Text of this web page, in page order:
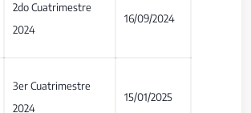
2do Cuatrimestre
2024
16/09/2024
3er Cuatrimestre
2024
15/01/2025